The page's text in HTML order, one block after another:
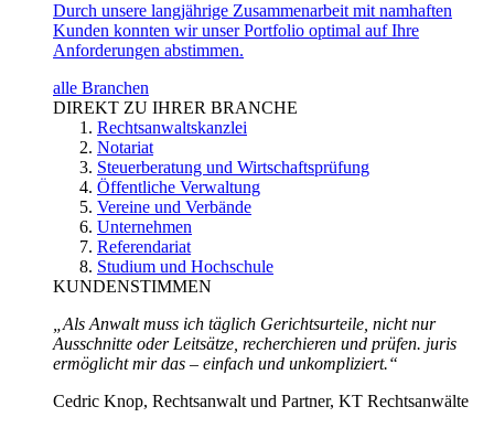
Durch unsere langjährige Zusammenarbeit mit namhaften
Kunden konnten wir unser Portfolio optimal auf Ihre
Anforderungen abstimmen.
alle Branchen
DIREKT ZU IHRER BRANCHE
Rechtsanwaltskanzlei
Notariat
Steuerberatung und Wirtschaftsprüfung
Öffentliche Verwaltung
Vereine und Verbände
Unternehmen
Referendariat
Studium und Hochschule
KUNDENSTIMMEN
„Als Anwalt muss ich täglich Gerichtsurteile, nicht nur
Ausschnitte oder Leitsätze, recherchieren und prüfen. juris
ermöglicht mir das – einfach und unkompliziert.“
Cedric Knop, Rechtsanwalt und Partner, KT Rechtsanwälte